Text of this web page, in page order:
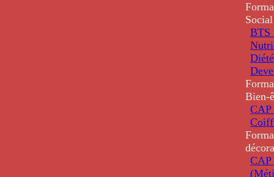
Social
BTS
Bien-
CAP
CAP